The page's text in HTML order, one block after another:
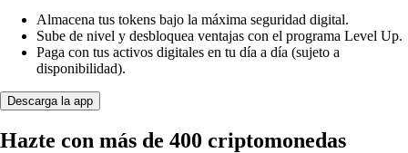
Almacena tus tokens bajo la máxima seguridad digital.
Sube de nivel y desbloquea ventajas con el programa Level Up.
Paga con tus activos digitales en tu día a día (sujeto a
disponibilidad).
Descarga la app
Hazte con más de 400 criptomonedas